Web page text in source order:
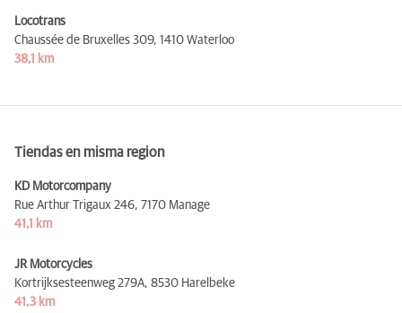
Locotrans
Chaussée de Bruxelles 309, 1410 Waterloo
38,1 km
Tiendas en misma region
KD Motorcompany
Rue Arthur Trigaux 246, 7170 Manage
41,1 km
JR Motorcycles
Kortrijksesteenweg 279A, 8530 Harelbeke
41,3 km